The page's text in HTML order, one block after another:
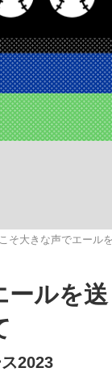
佑が初めて明か
侍ジャパン選手が
雄一郎
#亀和田
そ大きな声でエール
ルを
2023